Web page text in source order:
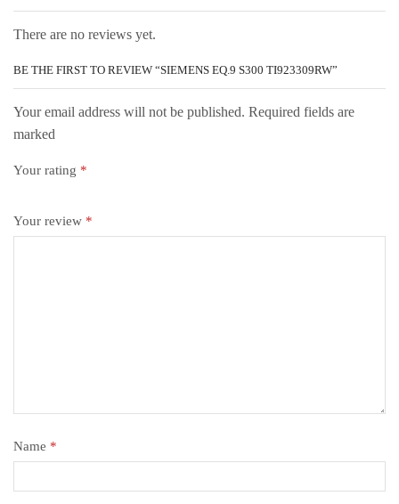
There are no reviews yet.
BE THE FIRST TO REVIEW “SIEMENS EQ.9 S300 TI923309RW”
Your email address will not be published. Required fields are
marked
Your rating *
Your review *
Name *